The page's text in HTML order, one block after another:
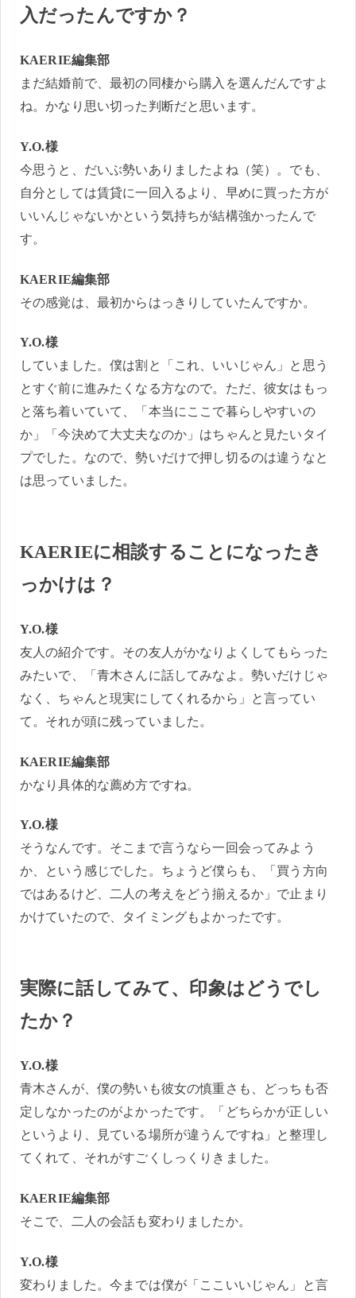
入だったんですか？
KAERIE編集部
まだ結婚前で、最初の同棲から購入を選んだんですよ
ね。かなり思い切った判断だと思います。
Y.O.様
今思うと、だいぶ勢いありましたよね（笑）。でも、
自分としては賃貸に一回入るより、早めに買った方が
いいんじゃないかという気持ちが結構強かったんで
す。
KAERIE編集部
その感覚は、最初からはっきりしていたんですか。
Y.O.様
していました。僕は割と「これ、いいじゃん」と思う
とすぐ前に進みたくなる方なので。ただ、彼女はもっ
と落ち着いていて、「本当にここで暮らしやすいの
か」「今決めて大丈夫なのか」はちゃんと見たいタイ
プでした。なので、勢いだけで押し切るのは違うなと
は思っていました。
KAERIEに相談することになったき
っかけは？
Y.O.様
友人の紹介です。その友人がかなりよくしてもらった
みたいで、「青木さんに話してみなよ。勢いだけじゃ
なく、ちゃんと現実にしてくれるから」と言ってい
て。それが頭に残っていました。
KAERIE編集部
かなり具体的な薦め方ですね。
Y.O.様
そうなんです。そこまで言うなら一回会ってみよう
か、という感じでした。ちょうど僕らも、「買う方向
ではあるけど、二人の考えをどう揃えるか」で止まり
かけていたので、タイミングもよかったです。
実際に話してみて、印象はどうでし
たか？
Y.O.様
青木さんが、僕の勢いも彼女の慎重さも、どっちも否
定しなかったのがよかったです。「どちらかが正しい
というより、見ている場所が違うんですね」と整理し
てくれて、それがすごくしっくりきました。
KAERIE編集部
そこで、二人の会話も変わりましたか。
Y.O.様
変わりました。今までは僕が「ここいいじゃん」と言